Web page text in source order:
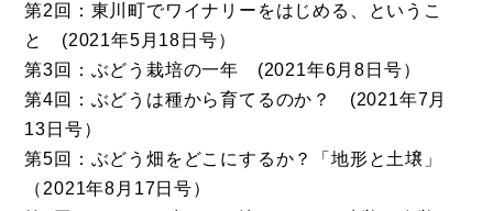
第2回：東川町でワイナリーをはじめる、というこ
と (2021年5月18日号）
第3回：ぶどう栽培の一年 (2021年6月8日号）
第4回：ぶどうは種から育てるのか？ (2021年7月
13日号）
第5回：ぶどう畑をどこにするか？「地形と土壌」
（2021年8月17日号）